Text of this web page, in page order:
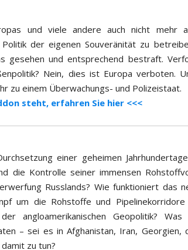
und viele andere auch nicht mehr
der eigenen Souveränität zu
gesehen und entsprechend bestraft.
Nein, dies ist Europa verboten.
zu einem Überwachungs- und Polizeistaat.
steht, erfahren Sie hier <<<
einer geheimen
die Kontrolle seiner immensen
Russlands? Wie funktioniert das
um die Rohstoffe und Pipelinekorridore
angloamerikanischen Geopolitik?
– sei es in Afghanistan, Iran, Georgien,
zu tun?